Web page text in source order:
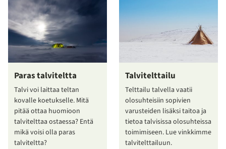
Paras talviteltta
Talvi voi laittaa teltan
kovalle koetukselle. Mitä
pitää ottaa huomioon
talvitelttaa ostaessa? Entä
mikä voisi olla paras
talviteltta?
Talvitelttailu
Telttailu talvella vaatii
olosuhteisiin sopivien
varusteiden lisäksi taitoa ja
tietoa talvisissa olosuhteissa
toimimiseen. Lue vinkkimme
talvitelttailuun.